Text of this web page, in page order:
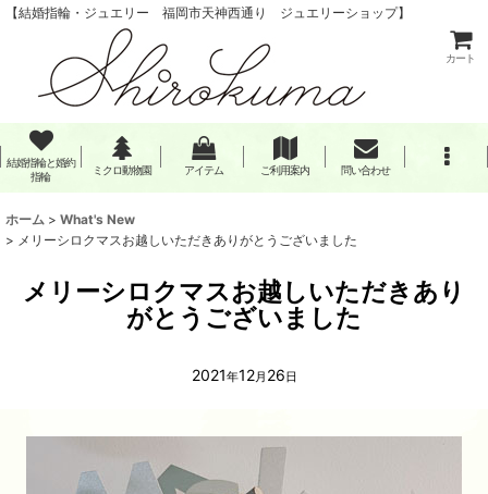
【結婚指輪・ジュエリー 福岡市天神西通り ジュエリーショップ】
カート
結婚指輪と婚約
指輪
ミクロ動物園 アイテム ご利用案内 問い合わせ
ホーム > What's New
> メリーシロクマスお越しいただきありがとうございました
メリーシロクマスお越しいただきあり
がとうございました
2021年12月 26日